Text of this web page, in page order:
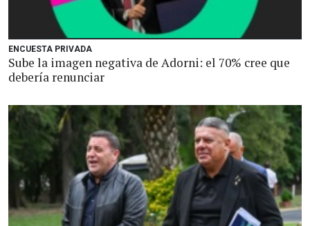
ENCUESTA PRIVADA
Sube la imagen negativa de Adorni: el 70% cree que
debería renunciar